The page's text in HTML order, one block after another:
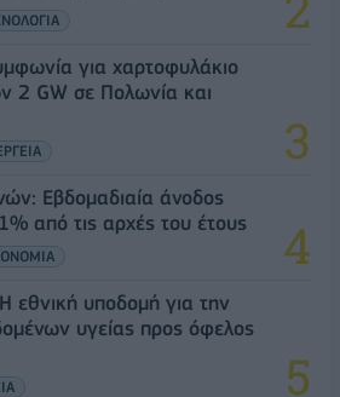
για χαρτοφυλάκιο
GW σε Πολωνία και
Εβδομαδιαία άνοδος
από τις αρχές του έτους
υποδομή για την
υγείας προς όφελος